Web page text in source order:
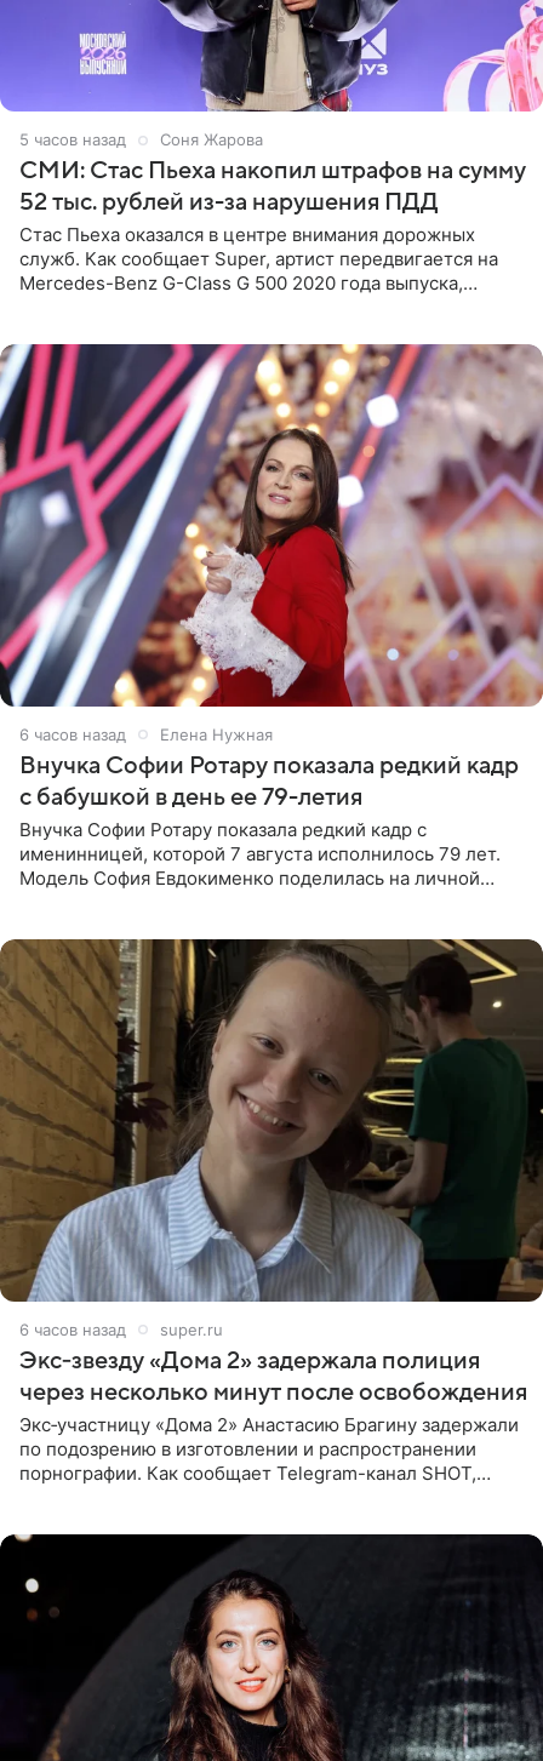
5 часов назад Соня Жарова
СМИ: Стас Пьеха накопил штрафов на сумму
52 тыс. рублей из-за нарушения ПДД
Стас Пьеха оказался в центре внимания дорожных
служб. Как сообщает Super, артист передвигается на
Mercedes-Benz G-Class G 500 2020 года выпуска,
6 часов назад Елена Нужная
Внучка Софии Ротару показала редкий кадр
с бабушкой в день ее 79-летия
Внучка Софии Ротару показала редкий кадр с
именинницей, которой 7 августа исполнилось 79 лет.
Модель София Евдокименко поделилась на личной
6 часов назад super.ru
Экс‑звезду «Дома 2» задержала полиция
через несколько минут после освобождения
Экс‑участницу «Дома 2» Анастасию Брагину задержали
по подозрению в изготовлении и распространении
порнографии. Как сообщает Telegram-канал SHOT,